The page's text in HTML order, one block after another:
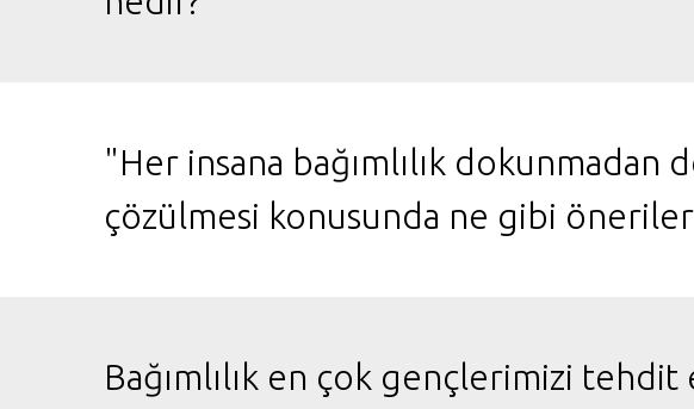
"Her insana bağımlılık dokunmadan
çözülmesi konusunda ne gibi
Bağımlılık en çok gençlerimizi